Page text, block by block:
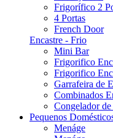
Frigorífico 2
4 Portas
French Door
Encastre - Frio
Mini Bar
Frigorifico
Frigorifico
Garrafeira de
Combinados
Congelador de
Pequenos
Menáge